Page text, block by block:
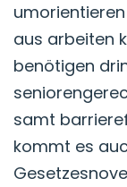
aus arbeiten
benötigen
samt
kommt es